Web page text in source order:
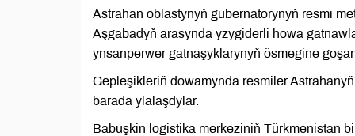
Astrahan oblastynyň gubernatorynyň resmi
Aşgabadyň arasynda yzygiderli howa
ynsanperwer gatnaşyklarynyň ösmegine
Gepleşikleriň dowamynda resmiler
barada ylalaşdylar.
Babuşkin logistika merkeziniň Türkmenistan